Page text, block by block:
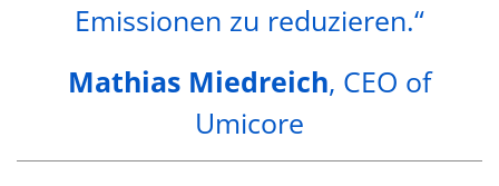
Emissionen zu reduzieren.“
Mathias Miedreich, CEO of
Umicore